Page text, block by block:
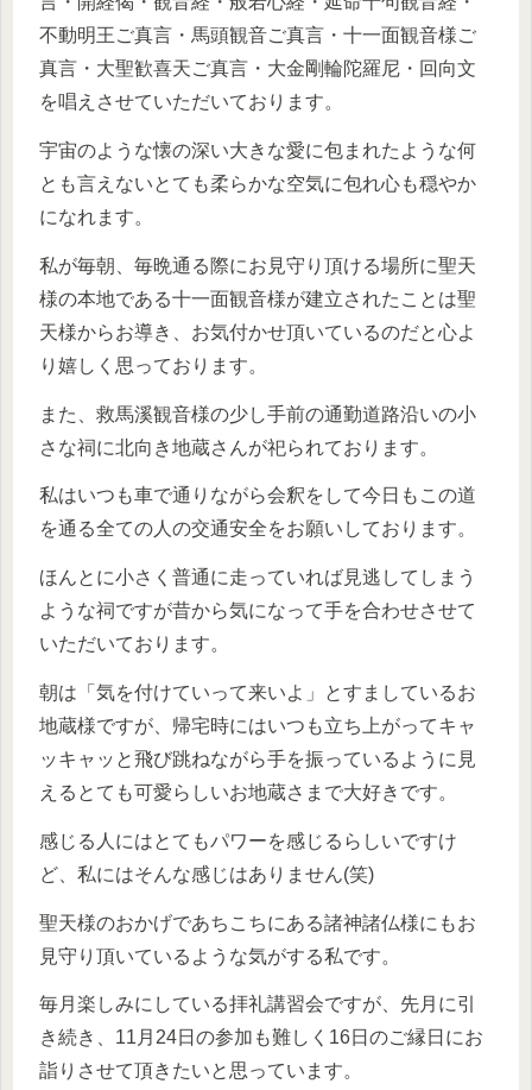
不動明王ご真言・馬頭観音ご真言・十一面観音様ご
真言・大聖歓喜天ご真言・大金剛輪陀羅尼・回向文
を唱えさせていただいております。
宇宙のような懐の深い大きな愛に包まれたような何
とも言えないとても柔らかな空気に包れ心も穏やか
になれます。
私が毎朝、毎晩通る際にお見守り頂ける場所に聖天
様の本地である十一面観音様が建立されたことは聖
天様からお導き、お気付かせ頂いているのだと心よ
り嬉しく思っております。
また、救馬溪観音様の少し手前の通勤道路沿いの小
さな祠に北向き地蔵さんが祀られております。
私はいつも車で通りながら会釈をして今日もこの道
を通る全ての人の交通安全をお願いしております。
ほんとに小さく普通に走っていれば見逃してしまう
ような祠ですが昔から気になって手を合わせさせて
いただいております。
朝は「気を付けていって来いよ」とすましているお
地蔵様ですが、帰宅時にはいつも立ち上がってキャ
ッキャッと飛び跳ねながら手を振っているように見
えるとても可愛らしいお地蔵さまで大好きです。
感じる人にはとてもパワーを感じるらしいですけ
ど、私にはそんな感じはありません(笑)
聖天様のおかげであちこちにある諸神諸仏様にもお
見守り頂いているような気がする私です。
毎月楽しみにしている拝礼講習会ですが、先月に引
き続き、11月24日の参加も難しく16日のご縁日にお
詣りさせて頂きたいと思っています。